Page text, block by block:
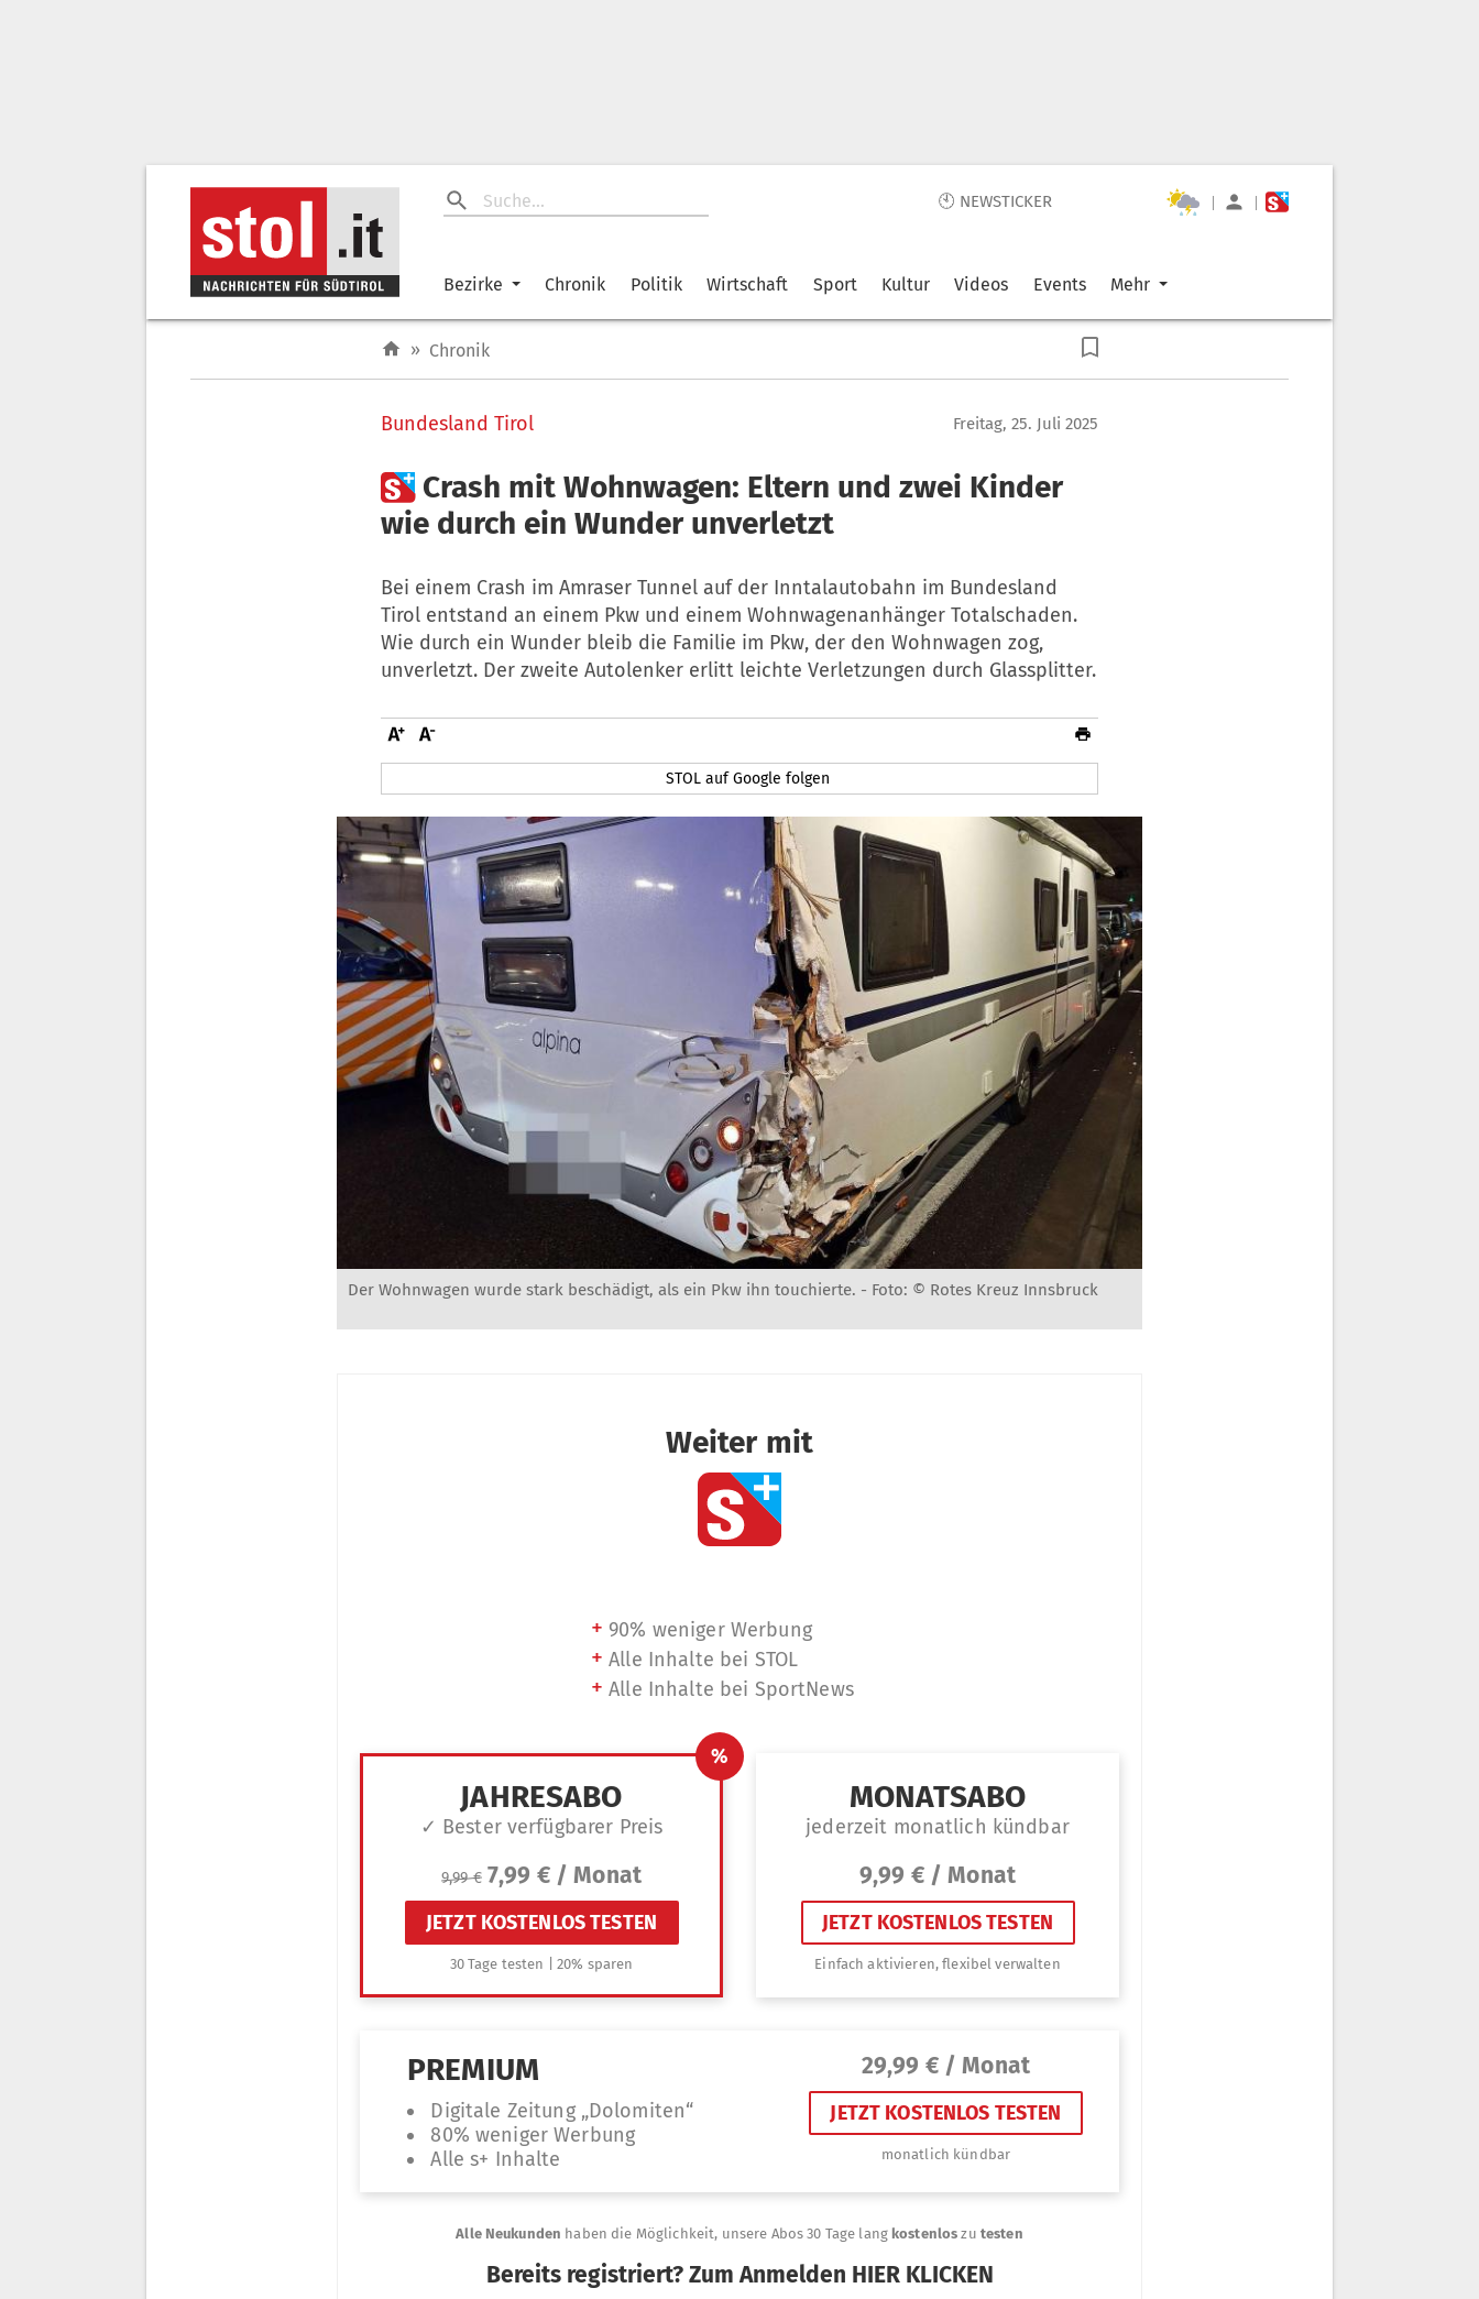
🕙 NEWSTICKER | |
Bezirke Chronik Politik Wirtschaft Sport Kultur Videos Events Mehr
» Chronik
Bundesland Tirol Freitag, 25. Juli 2025
 Crash mit Wohnwagen: Eltern und zwei Kinder
wie durch ein Wunder unverletzt
Bei einem Crash im Amraser Tunnel auf der Inntalautobahn im Bundesland
Tirol entstand an einem Pkw und einem Wohnwagenanhänger Totalschaden.
Wie durch ein Wunder bleib die Familie im Pkw, der den Wohnwagen zog,
unverletzt. Der zweite Autolenker erlitt leichte Verletzungen durch Glassplitter.
STOL auf Google folgen
Der Wohnwagen wurde stark beschädigt, als ein Pkw ihn touchierte. - Foto: © Rotes Kreuz Innsbruck